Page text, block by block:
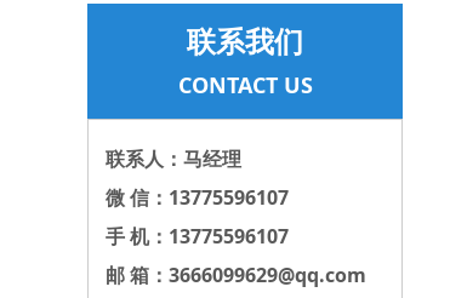
联系我们
CONTACT US
联系人：马经理
微 信：13775596107
手 机：13775596107
邮 箱：3666099629@qq.com